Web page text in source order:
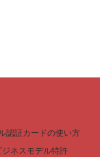
認証カードの使い方
ジネスモデル特許